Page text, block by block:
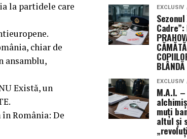
la partidele care
chiar de
ansamblu,
Există, un
România: De
EXCLUSIV
Cadre”:
EXCLUSIV
M.A.I.
muți
altul și